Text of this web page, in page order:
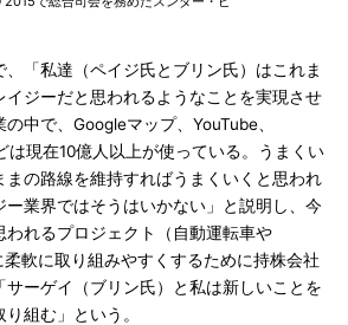
「私達（ペイジ氏とブリン氏）はこれま
イジーだと思われるようなことを実現させ
中で、Googleマップ、YouTube、
は現在10億人以上が使っている。うまくい
まの路線を維持すればうまくいくと思われ
業界ではそうはいかない」と説明し、今
われるプロジェクト（自動運転車や
柔軟に取り組みやすくするために持株会社
ーゲイ（ブリン氏）と私は新しいことを
組む」という。